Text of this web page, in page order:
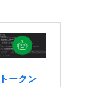
トークン